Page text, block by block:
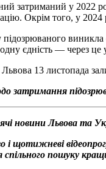
затриманий у 2022
Окрім того, у
єдність — через
13 листопада
затримання
новини Львова та
і щотижневі
спільного пошуку